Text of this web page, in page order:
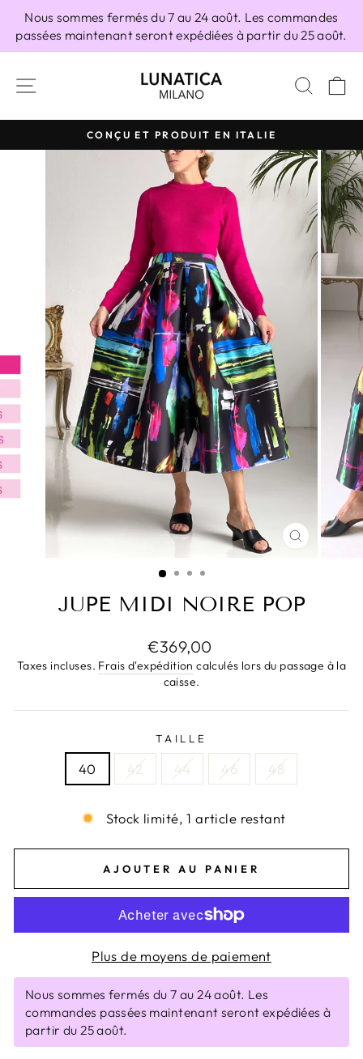
contenu
Nous sommes fermés du 7 au 24 août. Les commandes
passées maintenant seront expédiées à partir du 25 août.
Diaporama
Pause
CONÇU ET PRODUIT EN ITALIE
FERMER
JUPE MIDI NOIRE POP
Prix
régulier
€369,00
Taxes incluses. Frais d'expédition calculés lors du passage à la
caisse.
TAILLE
40 42 44 46 48
Stock limité, 1 article restant
AJOUTER AU PANIER
Plus de moyens de paiement
Nous sommes fermés du 7 au 24 août. Les
commandes passées maintenant seront expédiées à
partir du 25 août.